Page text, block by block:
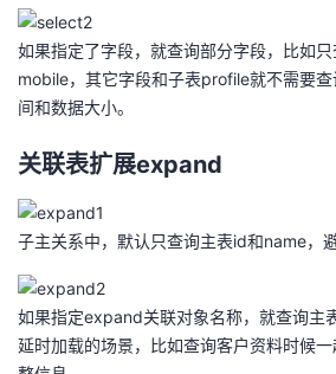
如果指定了字段，就查询部分字段，比如
mobile，其它字段和子表profile就不需要
间和数据大小。
关联表扩展expand
子主关系中，默认只查询主表id和name，
如果指定expand关联对象名称，就查询主
延时加载的场景，比如查询客户资料时候